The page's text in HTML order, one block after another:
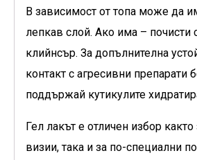
В зависимост от топа може да
лепкав слой. Ако има – почисти
клийнсър. За допълнителна
контакт с агресивни препарати
поддържай кутикулите
Гел лакът е отличен избор
визии, така и за по-специални